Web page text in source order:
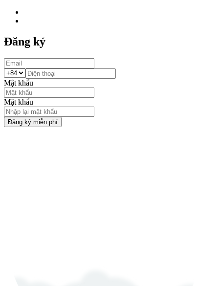
Đăng ký
Mật khẩu
Mật khẩu
Đăng ký miễn phí